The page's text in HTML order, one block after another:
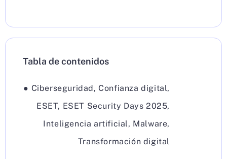
Tabla de contenidos
● Ciberseguridad, Confianza digital,
ESET, ESET Security Days 2025,
Inteligencia artificial, Malware,
Transformación digital